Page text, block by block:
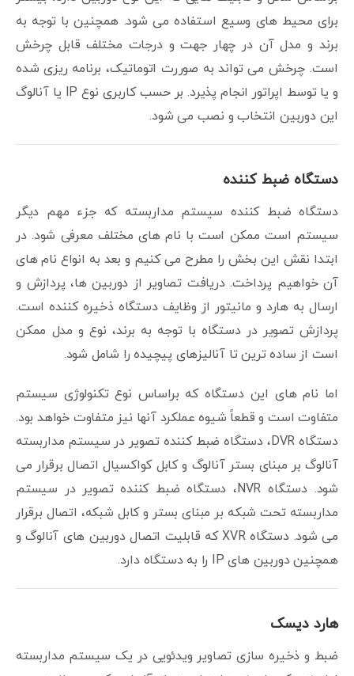
برای محیط های وسیع استفاده می شود. همچنین با توجه به
برند و مدل آن در چهار جهت و درجات مختلف قابل چرخش
است. چرخش می تواند به صوررت اتوماتیک، برنامه ریزی شده
و یا توسط اپراتور انجام پذیرد. بر حسب کاربری نوع IP یا آنالوگ
این دوربین انتخاب و نصب می شود.
دستگاه ضبط کننده
دستگاه ضبط کننده سیستم مداربسته که جزء مهم دیگر
سیستم است ممکن است با نام های مختلف معرفی شود. در
ابتدا نقش این بخش را مطرح می کنیم و بعد به انواع نام های
آن خواهیم پرداخت. دریافت تصاویر از دوربین ها، پردازش و
ارسال به هارد و مانیتور از وظایف دستگاه ذخیره کننده است.
پردازش تصویر در دستگاه با توجه به برند، نوع و مدل ممکن
است از ساده ترین تا آنالیزهای پیچیده را شامل شود.
اما نام های این دستگاه که براساس نوع تکنولوژی سیستم
متفاوت است و قطعاً شیوه عملکرد آنها نیز متفاوت خواهد بود.
دستگاه DVR، دستگاه ضبط کننده تصویر در سیستم مداربسته
آنالوگ بر مبنای بستر آنالوگ و کابل کواکسیال اتصال برقرار می
شود. دستگاه NVR، دستگاه ضبط کننده تصویر در سیستم
مداربسته تحت شبکه بر مبنای بستر و کابل شبکه، اتصال برقرار
می شود. دستگاه XVR که قابلیت اتصال دوربین های آنالوگ و
همچنین دوربین های IP را به دستگاه دارد.
هارد دیسک
ضبط و ذخیره سازی تصاویر ویدئویی در یک سیستم مداربسته